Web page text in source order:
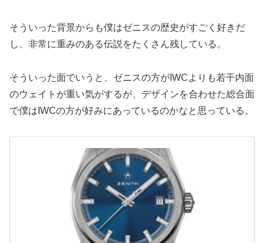
そういった背景からも僕はゼニスの歴史がすごく好きだ
し、非常に重みのある伝説をたくさん残している。
そういった面でいうと、ゼニスの方がIWCよりも若干内面
のウェイトが重い気がするが、デザインを合わせた総合面
で僕はIWCの方が好みにあっているのかなと思っている。